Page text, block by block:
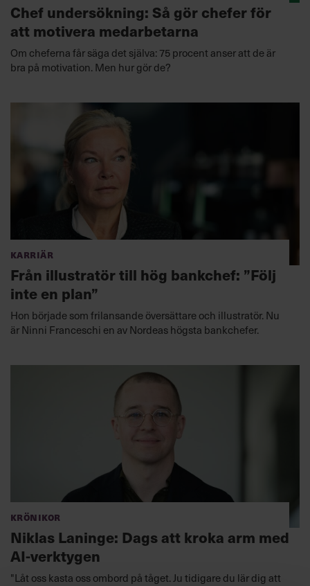
Chef undersökning: Så gör chefer för
att motivera medarbetarna
Om cheferna får säga det själva: 75 procent anser att de är
bra på motivation. Men hur gör de?
Karriär
Från illustratör till hög bankchef: ”Följ
inte en plan”
Hon började som frilansande översättare och illustratör. Nu
är Ninni Franceschi en av Nordeas högsta bankchefer.
Krönikor
Niklas Laninge: Dags att kroka arm med
AI-verktygen
"Låt oss kasta oss ombord på tåget. Ju tidigare du lär dig att